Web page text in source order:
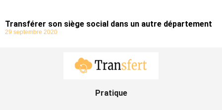
Transférer son siège social dans un autre département
29 septembre 2020
Pratique